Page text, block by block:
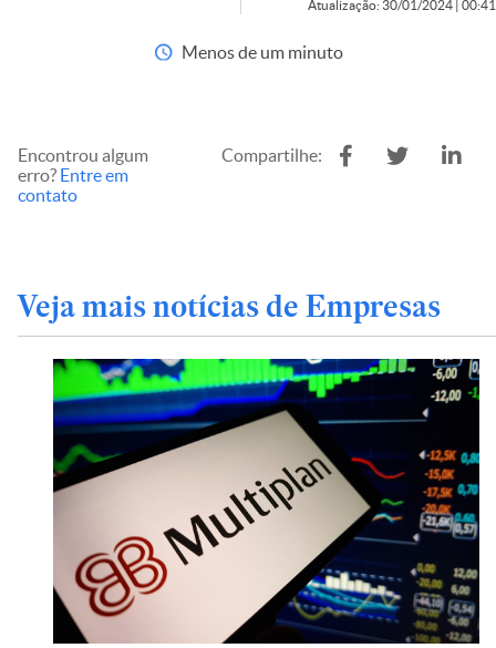
Atualização: 30/01/2024 | 00:41
Menos de um minuto
Encontrou algum
erro? Entre em
contato
Compartilhe:
Veja mais notícias de Empresas